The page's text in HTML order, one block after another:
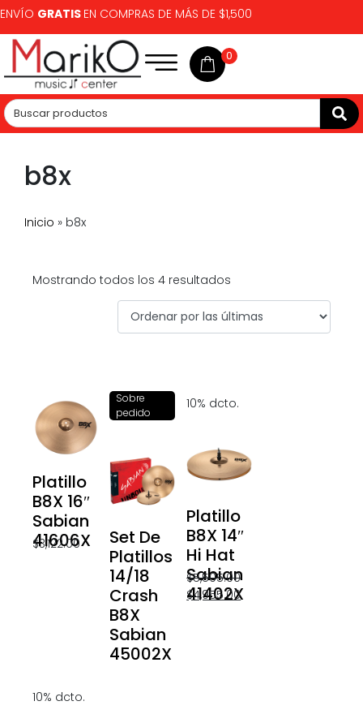
ENVÍO GRATIS EN COMPRAS DE MÁS DE $1,500
0
b8x
Inicio » b8x
Mostrando todos los 4 resultados
Platillo
B8X 16″
Sabian
41606X
$3,122.00
Sobre
pedido
Set De
Platillos
14/18
Crash
B8X
Sabian
45002X
10% dcto.
Platillo
B8X 14″
Hi Hat
Sabian
41402X
$5,505.00
$4,955.00
10% dcto.